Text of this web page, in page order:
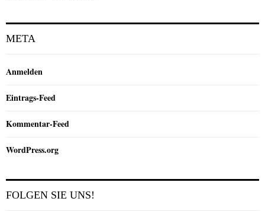
META
Anmelden
Eintrags-Feed
Kommentar-Feed
WordPress.org
FOLGEN SIE UNS!